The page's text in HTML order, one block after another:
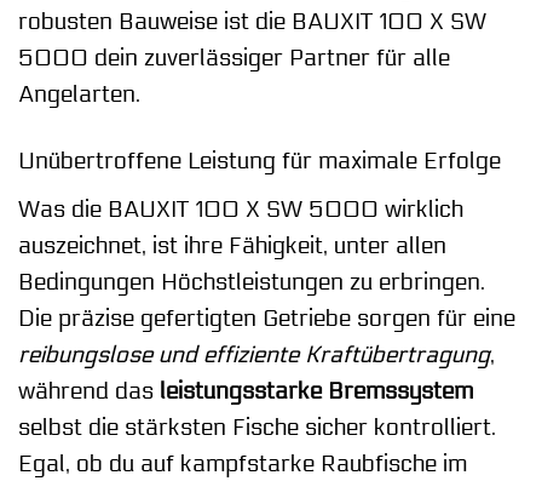
robusten Bauweise ist die BAUXIT 100 X SW
5000 dein zuverlässiger Partner für alle
Angelarten.
Unübertroffene Leistung für maximale Erfolge
Was die BAUXIT 100 X SW 5000 wirklich
auszeichnet, ist ihre Fähigkeit, unter allen
Bedingungen Höchstleistungen zu erbringen.
Die präzise gefertigten Getriebe sorgen für eine
reibungslose und effiziente Kraftübertragung,
während das leistungsstarke Bremssystem
selbst die stärksten Fische sicher kontrolliert.
Egal, ob du auf kampfstarke Raubfische im